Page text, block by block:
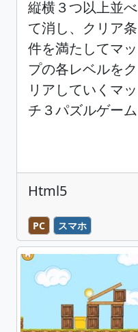
縦横３つ以上並べ
て消し、クリア条
件を満たしてマッ
プの各レベルをク
リアしていくマッ
チ３パズルゲーム
Html5
PC スマホ